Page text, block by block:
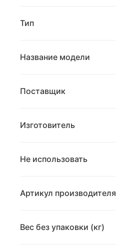
Тип
Название модели
Поставщик
Изготовитель
Не использовать
Артикул производителя
Вес без упаковки (кг)